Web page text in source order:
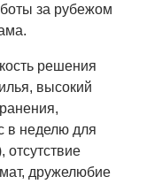
за рубежом
решения
высокий
в неделю для
отсутствие
дружелюбие